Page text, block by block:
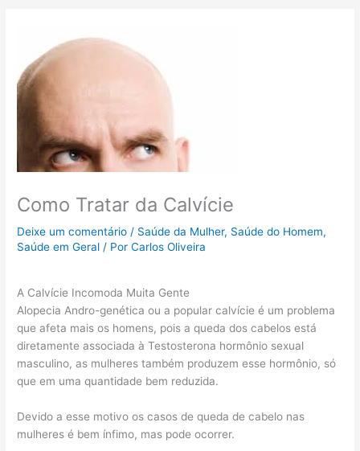
Como Tratar da Calvície
Deixe um comentário / Saúde da Mulher, Saúde do Homem,
Saúde em Geral / PorCarlos Oliveira
A Calvície Incomoda Muita Gente
Alopecia Andro-genética ou a popular calvície é um problema
que afeta mais os homens, pois a queda dos cabelos está
diretamente associada à Testosterona hormônio sexual
masculino, as mulheres também produzem esse hormônio, só
que em uma quantidade bem reduzida.
Devido a esse motivo os casos de queda de cabelo nas
mulheres é bem ínfimo, mas pode ocorrer.